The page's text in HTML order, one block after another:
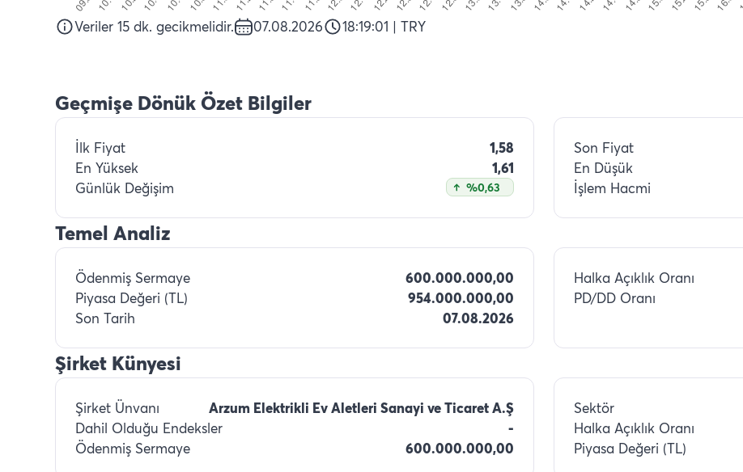
Veriler 15 dk. gecikmelidir. 07.08.2026 18:19:01 | TRY
Geçmişe Dönük Özet Bilgiler
İlk Fiyat
1,58
En Yüksek
1,61
Günlük Değişim
%0,63
Son Fiyat
En Düşük
İşlem Hacmi
Temel Analiz
Ödenmiş Sermaye
600.000.000,00
Piyasa Değeri (TL)
954.000.000,00
Son Tarih
07.08.2026
Halka Açıklık Oranı
PD/DD Oranı
Şirket Künyesi
Şirket Ünvanı
Arzum Elektrikli Ev Aletleri Sanayi ve Ticaret A.Ş
Dahil Olduğu Endeksler
-
Ödenmiş Sermaye
600.000.000,00
Sektör
Halka Açıklık Oranı
Piyasa Değeri (TL)